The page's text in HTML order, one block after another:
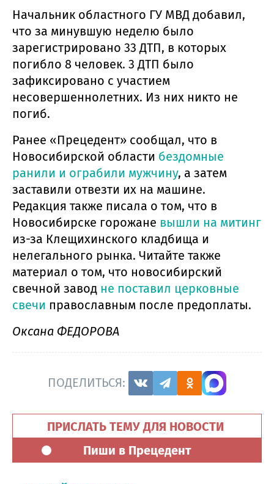
Начальник областного ГУ МВД добавил,
что за минувшую неделю было
зарегистрировано 33 ДТП, в которых
погибло 8 человек. 3 ДТП было
зафиксировано с участием
несовершеннолетних. Из них никто не
погиб.
Ранее «Прецедент» сообщал, что в
Новосибирской области бездомные
ранили и ограбили мужчину, а затем
заставили отвезти их на машине.
Редакция также писала о том, что в
Новосибирске горожане вышли на митинг
из-за Клещихинского кладбища и
нелегального рынка. Читайте также
материал о том, что новосибирский
свечной завод не поставил церковные
свечи православным после предоплаты.
Оксана ФЕДОРОВА
ПОДЕЛИТЬСЯ:
ПРИСЛАТЬ ТЕМУ ДЛЯ НОВОСТИ
Пиши в Прецедент